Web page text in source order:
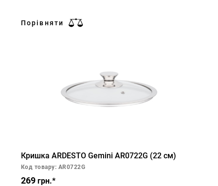
Порівняти
Кришка ARDESTO Gemini AR0722G (22 см)
Код товару: AR0722G
269 грн.*